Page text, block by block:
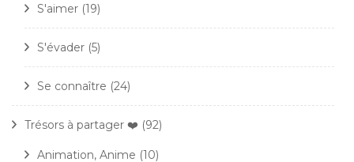
S'aimer (19)
S'évader (5)
Se connaître (24)
Trésors à partager ❤️ (92)
Animation, Anime (10)